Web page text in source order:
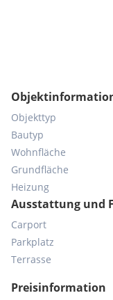
Objekttyp
Bautyp
Wohnfläche
Grundfläche
Heizung
Ausstattung und
Carport
Parkplatz
Terrasse
Preisinformation